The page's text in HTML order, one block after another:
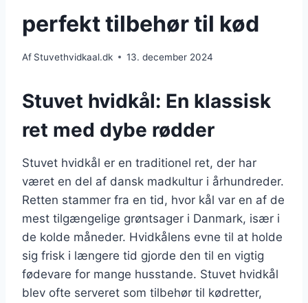
perfekt tilbehør til kød
Af Stuvethvidkaal.dk 13. december 2024
Stuvet hvidkål: En klassisk
ret med dybe rødder
Stuvet hvidkål er en traditionel ret, der har
været en del af dansk madkultur i århundreder.
Retten stammer fra en tid, hvor kål var en af de
mest tilgængelige grøntsager i Danmark, især i
de kolde måneder. Hvidkålens evne til at holde
sig frisk i længere tid gjorde den til en vigtig
fødevare for mange husstande. Stuvet hvidkål
blev ofte serveret som tilbehør til kødretter,